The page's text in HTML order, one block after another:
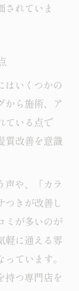
されていま
はいくつかの
から施術、ア
ている点で
質改善を意識
声や、「カラ
つきが改善し
ミが多いのが
軽に通える雰
ています。
持つ専門店を